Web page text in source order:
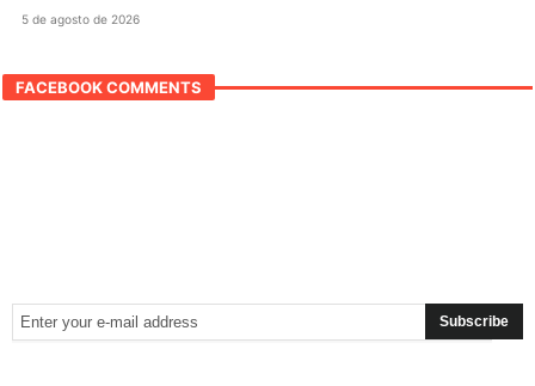
5 de agosto de 2026
FACEBOOK COMMENTS